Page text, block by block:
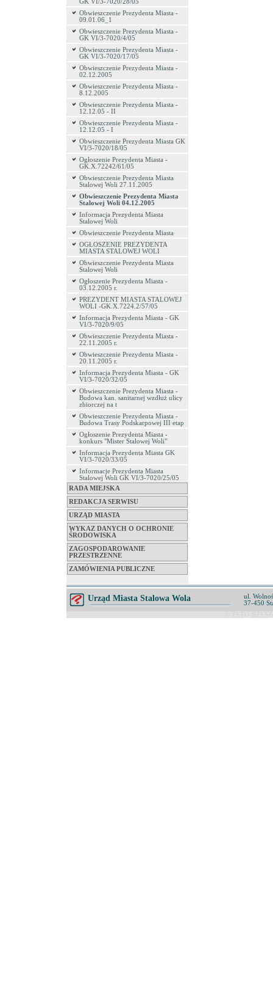
GK VI/3-7020/28/05
Obwieszczenie Prezydenta Miasta -
09.01.06_1
Obwieszczenie Prezydenta Miasta -
GK VI/3-7020/4/05
Obwieszczenie Prezydenta Miasta -
GK VI/3-7020/17/05
Obwieszczenie Prezydenta Miasta -
02.12.2005
Obwieszczenie Prezydenta Miasta -
8.12.2005
Obwieszczenie Prezydenta Miasta -
12.12.05 - II
Obwieszczenie Prezydenta Miasta -
12.12.05 - I
Obwieszczenie Prezydenta Miasta GK
VI/3-7020/18/05
Ogłoszenie Prezydenta Miasta -
GK.X.72242/61/05
Obwieszczenie Prezydenta Miasta
Stalowej Woli 27.11.2005
Obwieszczenie Prezydenta Miasta
Stalowej Woli 04.12.2005
Informacja Prezydenta Miasta
Stalowej Woli
Obwieszczenie Prezydenta Miasta
OGŁOSZENIE PREZYDENTA
MIASTA STALOWEJ WOLI
Obwieszczenie Prezydenta Miasta
Stalowej Woli
Ogłoszenie Prezydenta Miasta -
03.12.2005 r.
PREZYDENT MIASTA STALOWEJ
WOLI -GK.X.7224.2/57/05
Informacja Prezydenta Miasta - GK
VI/3-7020/9/05
Obwieszczenie Prezydenta Miasta -
22.11.2005 r.
Obwieszczenie Prezydenta Miasta -
20.11.2005 r.
Informacja Prezydenta Miasta - GK
VI/3-7020/32/05
Obwieszczenie Prezydenta Miasta -
Budowa kan. sanitarnej wzdłuż ulicy
zbiorczej na t
Obwieszczenie Prezydenta Miasta -
Budowa Trasy Podskarpowej III etap
Ogłoszenie Prezydenta Miasta -
konkurs "Mister Stalowej Woli"
Informacja Prezydenta Miasta GK
VI/3-7020/33/05
Informacje Prezydenta Miasta
Stalowej Woli GK VI/3-7020/25/05
RADA MIEJSKA
REDAKCJA SERWISU
URZĄD MIASTA
WYKAZ DANYCH O OCHRONIE
ŚRODOWISKA
ZAGOSPODAROWANIE
PRZESTRZENNE
ZAMÓWIENIA PUBLICZNE
Urząd Miasta Stalowa Wola
ul.
37-450